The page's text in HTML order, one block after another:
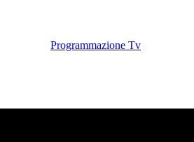
Programmazione Tv